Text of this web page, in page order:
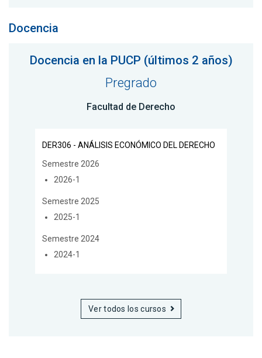
Docencia
Docencia en la PUCP (últimos 2 años)
Pregrado
Facultad de Derecho
DER306 - ANÁLISIS ECONÓMICO DEL DERECHO
Semestre 2026
2026-1
Semestre 2025
2025-1
Semestre 2024
2024-1
Ver todos los cursos